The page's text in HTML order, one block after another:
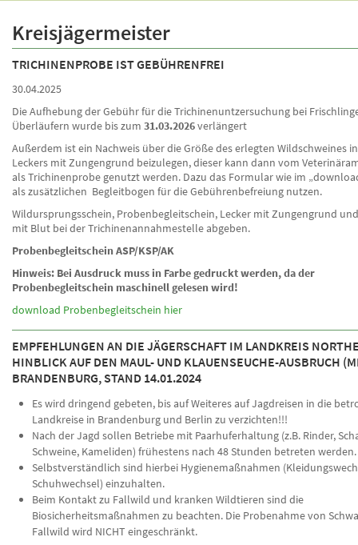
Kreisjägermeister
TRICHINENPROBE IST GEBÜHRENFREI
30.04.2025
Die Aufhebung der Gebühr für die Trichinenuntzersuchung bei
Überläufern wurde bis zum 31.03.2026verlängert
Außerdem ist ein Nachweis über die Größe des erlegten Wildschweines
Leckers mit Zungengrund beizulegen, dieser kann dann vom
als Trichinenprobe genutzt werden. Dazu das Formular wie im
als zusätzlichen Begleitbogen für die Gebührenbefreiung nutzen.
Wildursprungsschein, Probenbegleitschein, Lecker mit Zungengrund
mit Blut bei der Trichinenannahmestelle abgeben.
Probenbegleitschein ASP/KSP/AK
Hinweis: Bei Ausdruck muss in Farbe gedruckt werden, da der
Probenbegleitschein maschinell gelesen wird!
download Probenbegleitschein hier
EMPFEHLUNGEN AN DIE JÄGERSCHAFT IM LANDKREIS
HINBLICK AUF DEN MAUL- UND KLAUENSEUCHE-AUSBRUCH
BRANDENBURG, STAND 14.01.2024
Es wird dringend gebeten, bis auf Weiteres auf Jagdreisen in die
Landkreise in Brandenburg und Berlin zu verzichten!!!
Nach der Jagd sollen Betriebe mit Paarhuferhaltung (z.B. Rinder,
Schweine, Kameliden) frühestens nach 48 Stunden betreten werden.
Selbstverständlich sind hierbei Hygienemaßnahmen
Schuhwechsel) einzuhalten.
Beim Kontakt zu Fallwild und kranken Wildtieren sind die
Biosicherheitsmaßnahmen zu beachten. Die Probenahme von
Fallwild wird NICHT eingeschränkt.